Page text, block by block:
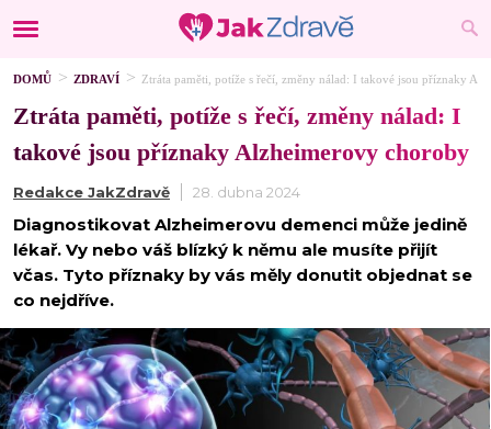
DOMŮ ZDRAVÍ Ztráta paměti, potíže s řečí, změny nálad: I takové jsou příznaky
Ztráta paměti, potíže s řečí, změny nálad: I
takové jsou příznaky Alzheimerovy choroby
Redakce JakZdravě 28. dubna 2024
Diagnostikovat Alzheimerovu demenci může jedině
lékař. Vy nebo váš blízký k němu ale musíte přijít
včas. Tyto příznaky by vás měly donutit objednat se
co nejdříve.